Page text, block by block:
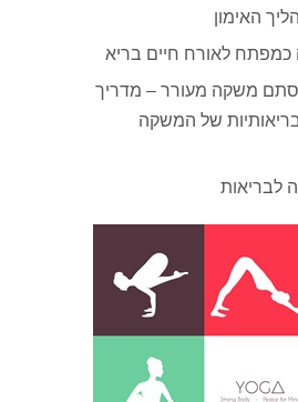
האימון
כמפתח לאורח חיים בריא
משקה מעורר – מדריך
של המשקה
לבריאות